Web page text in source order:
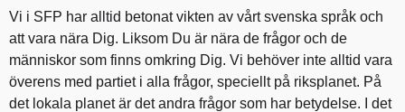
Vi i SFP har alltid betonat vikten av vårt svenska språk och
att vara nära Dig. Liksom Du är nära de frågor och de
människor som finns omkring Dig. Vi behöver inte alltid vara
överens med partiet i alla frågor, speciellt på riksplanet. På
det lokala planet är det andra frågor som har betydelse. I det